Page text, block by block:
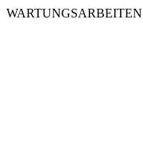
WARTUNGSARBEITEN